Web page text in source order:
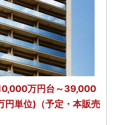
万円台～39,000
単位)（予定・本販売